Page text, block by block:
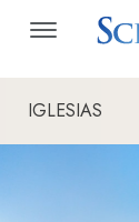
IGLESIAS